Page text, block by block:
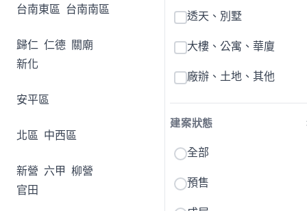
台南東區 台南南區
歸仁 仁德 關廟
新化
安平區
北區 中西區
新營 六甲 柳營
官田
透天、別墅
大樓、公寓、華廈
廠辦、土地、其他
建案狀態
全部
預售